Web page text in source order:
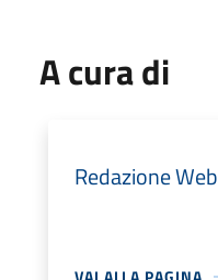
A cura di
Redazione Web